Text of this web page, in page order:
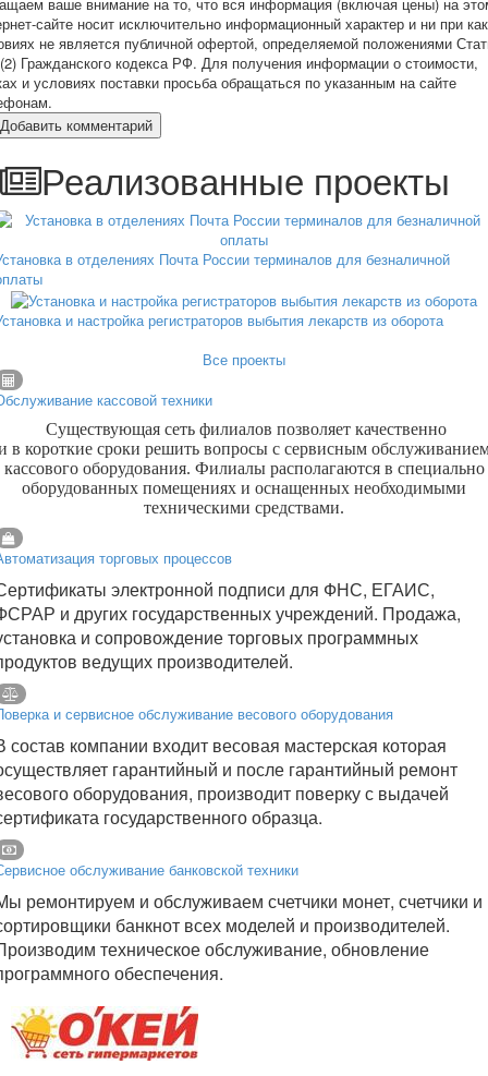
сайте носит исключительно информационный характер и ни при
не является публичной офертой, определяемой положениями
Гражданского кодекса РФ. Для получения информации о стоимости,
и условиях поставки просьба обращаться по указанным на сайте
Добавить комментарий
Реализованные проекты
в отделениях Почта России терминалов для безналичной
и настройка регистраторов выбытия лекарств из оборота
Все проекты
кассовой техники
Существующая сеть филиалов позволяет качественно
в короткие сроки решить вопросы с сервисным
кассового оборудования. Филиалы располагаются в специально
оборудованных помещениях и оснащенных необходимыми
техническими средствами.
торговых процессов
электронной подписи для ФНС, ЕГАИС,
и других государственных учреждений. Продажа,
и сопровождение торговых программных
ведущих производителей.
и сервисное обслуживание весового оборудования
состав компании входит весовая мастерская которая
гарантийный и после гарантийный ремонт
оборудования, производит поверку с выдачей
государственного образца.
обслуживание банковской техники
ремонтируем и обслуживаем счетчики монет, счетчики и
банкнот всех моделей и производителей.
техническое обслуживание, обновление
обеспечения.